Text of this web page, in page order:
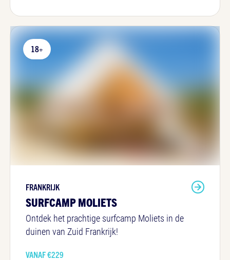
18+
FRANKRIJK
SURFCAMP MOLIETS
Ontdek het prachtige surfcamp Moliets in de
duinen van Zuid Frankrijk!
VANAF €229